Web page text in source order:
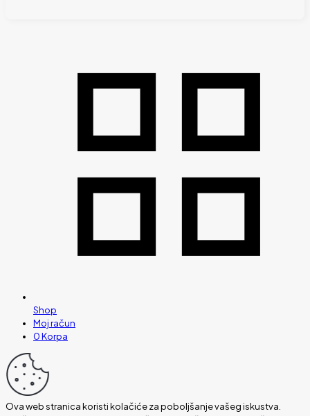
Shop
Moj račun
0Korpa
Ova web stranica koristi kolačiće za poboljšanje vašeg iskustva.